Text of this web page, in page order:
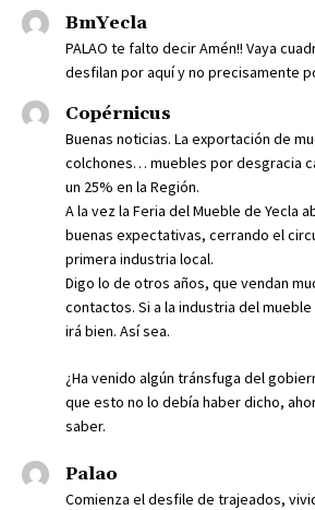
BmYecla
PALAO te falto decir Amén!! Vaya
desfilan por aquí y no precisamente
Copérnicus
Buenas noticias. La exportación de
colchones… muebles por desgracia
un 25% en la Región.
A la vez la Feria del Mueble de Yecla
buenas expectativas, cerrando el
primera industria local.
Digo lo de otros años, que vendan
contactos. Si a la industria del
irá bien. Así sea.
¿Ha venido algún tránsfuga del
que esto no lo debía haber dicho,
saber.
Palao
Comienza el desfile de trajeados,